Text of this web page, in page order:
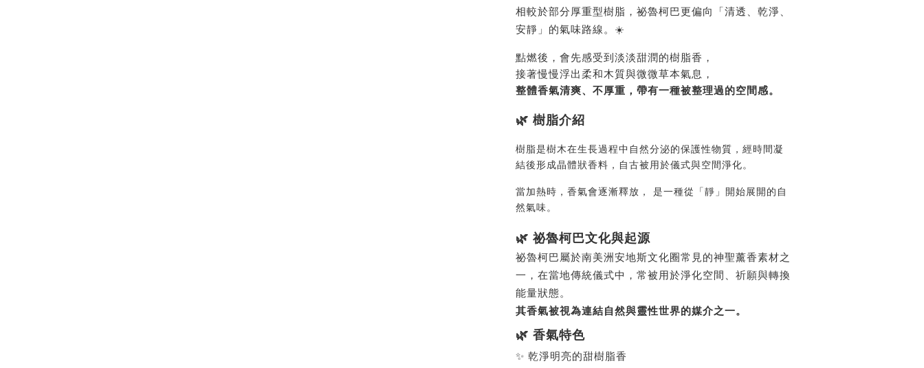
相較於部分厚重型樹脂， 祕魯柯巴更偏向「清透、乾淨、
安靜」的氣味路線。☀️
點燃後，會先感受到淡淡甜潤的樹脂香，
接著慢慢浮出柔和木質與微微草本氣息，
整體香氣清爽、不厚重，帶有一種被整理過的空間感。
🌿 樹脂介紹
樹脂是樹木在生長過程中自然分泌的保護性物質， 經時間凝
結後形成晶體狀香料，自古被用於儀式與空間淨化。
當加熱時，香氣會逐漸釋放， 是一種從「靜」開始展開的自
然氣味。
🌿 祕魯柯巴文化與起源
祕魯柯巴屬於南美洲安地斯文化圈常見的神聖薰香素材之
一， 在當地傳統儀式中，常被用於淨化空間、祈願與轉換
能量狀態。
其香氣被視為連結自然與靈性世界的媒介之一。
🌿 香氣特色
✨ 乾淨明亮的甜樹脂香